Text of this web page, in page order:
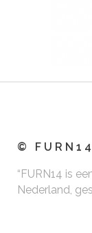
©
“FURN14 is
Nederland,